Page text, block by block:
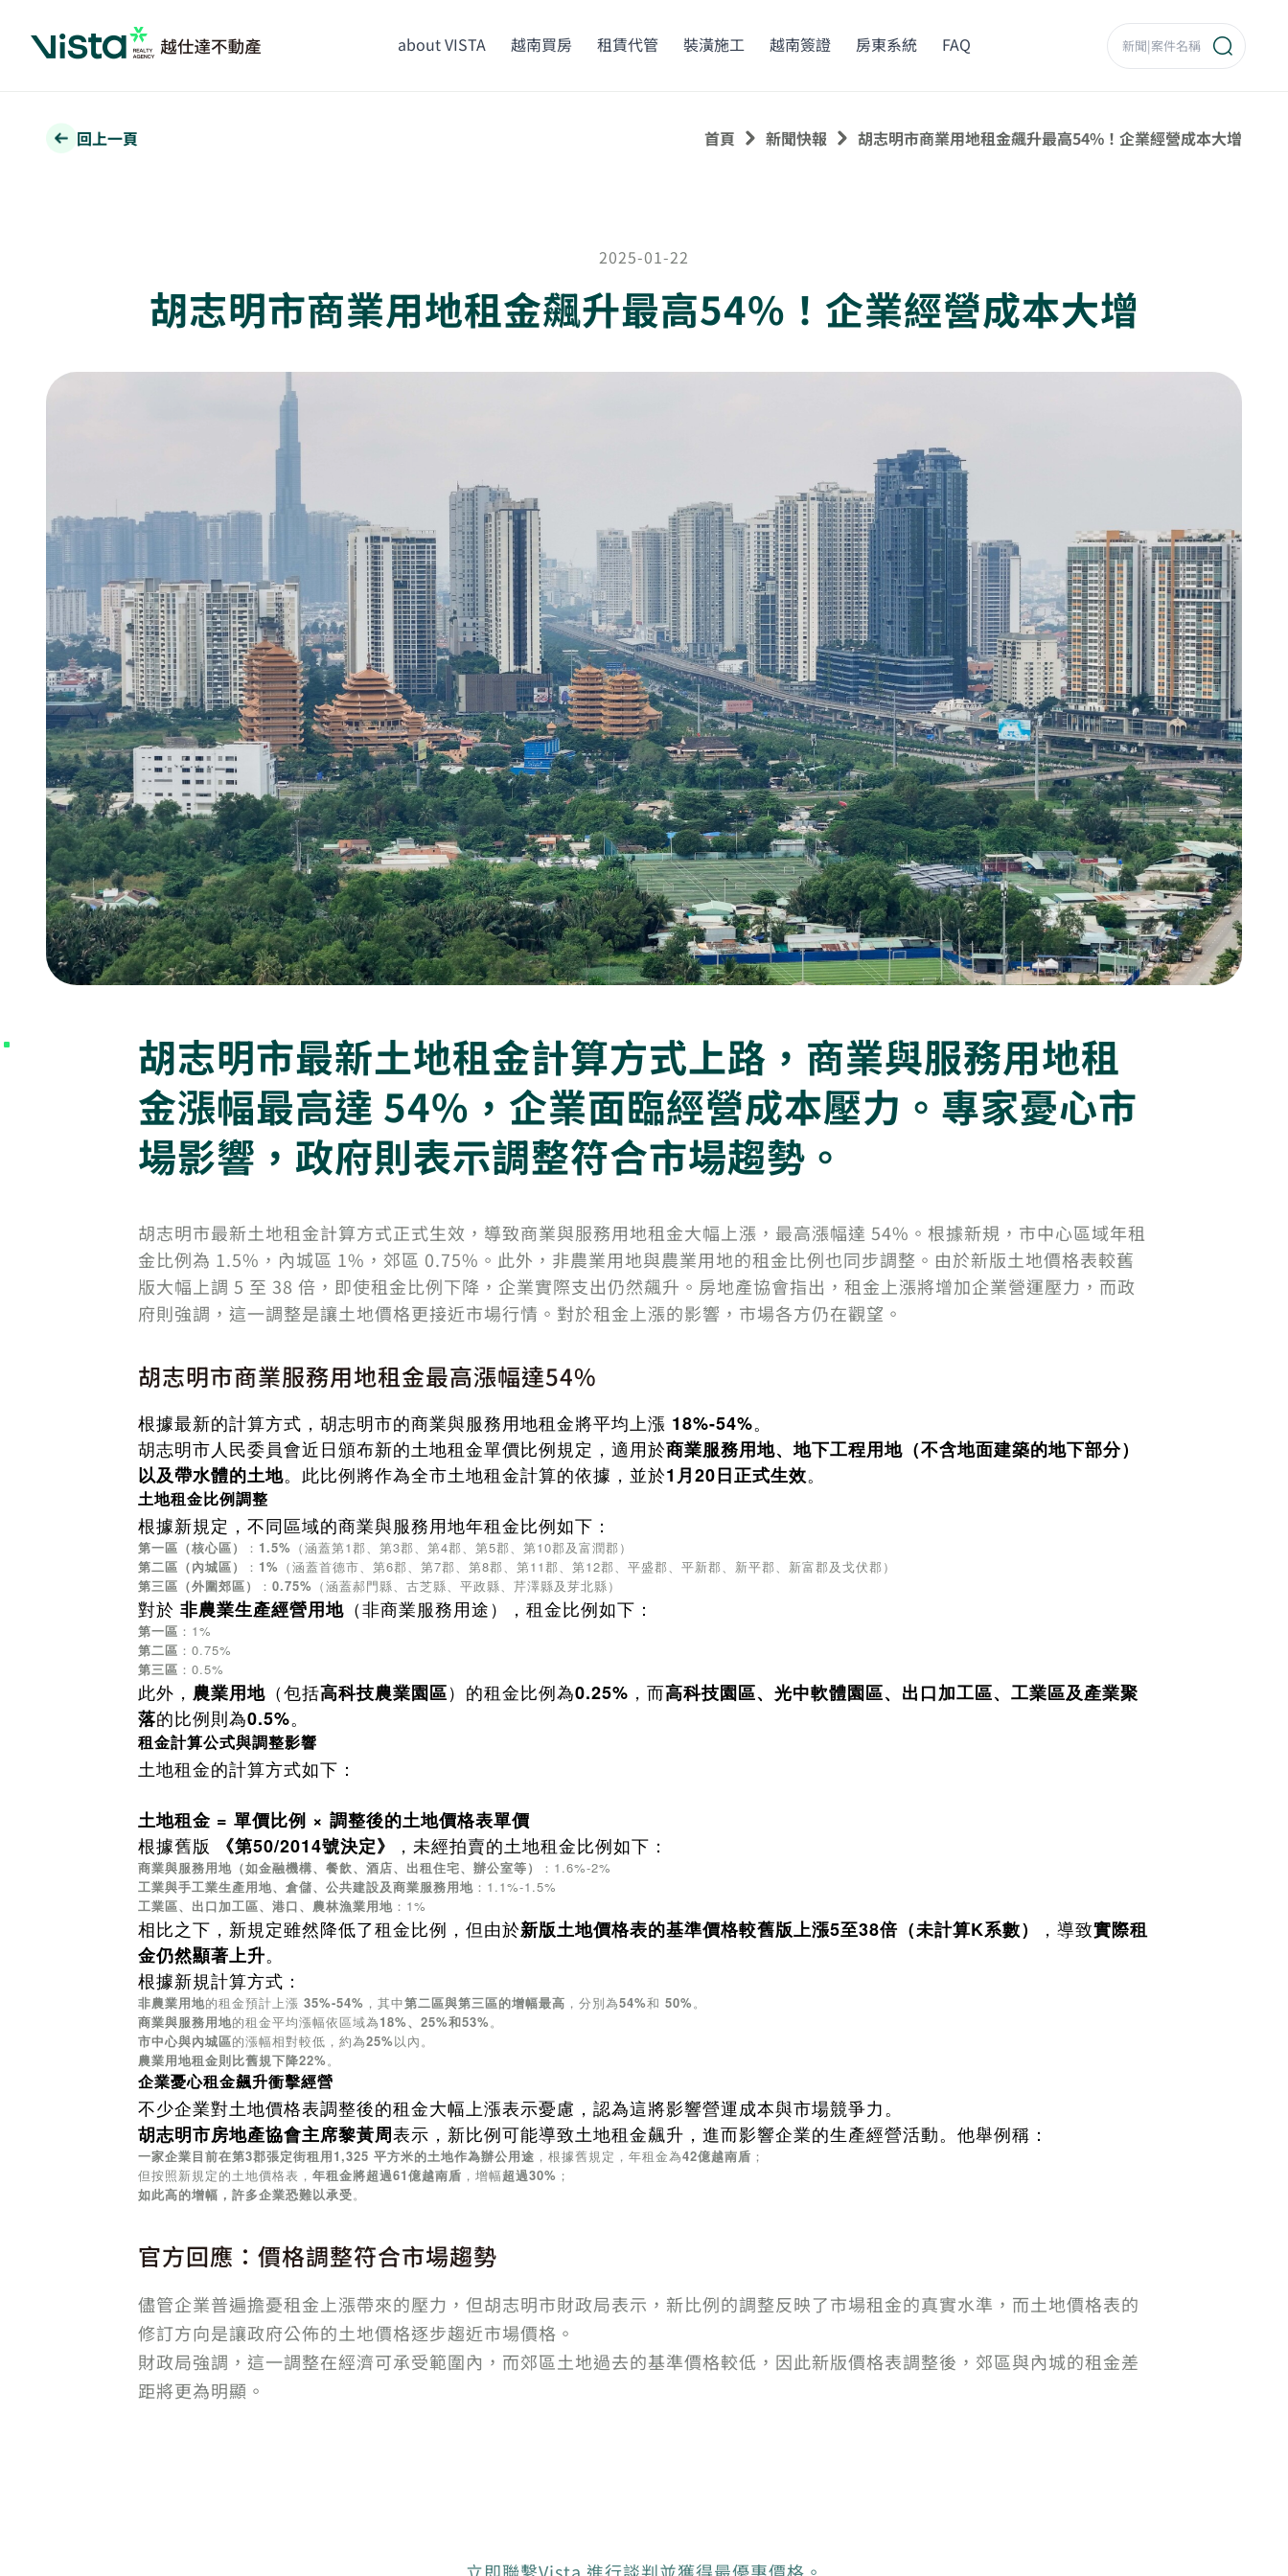
about VISTA 越南買房 租賃代管 裝潢施工 越南簽證 房東系統 FAQ
回上一頁 首頁 新聞快報 胡志明市商業用地租金飆升最高54%！企業經營成本大增
2025-01-22
胡志明市商業用地租金飆升最高54%！企業經營成本大增
胡志明市最新土地租金計算方式上路，商業與服務用地租
金漲幅最高達 54%，企業面臨經營成本壓力。專家憂心市
場影響，政府則表示調整符合市場趨勢。
胡志明市最新土地租金計算方式正式生效，導致商業與服務用地租金大幅上漲，最高漲幅達 54%。根據新規，市中心區域年租
金比例為 1.5%，內城區 1%，郊區 0.75%。此外，非農業用地與農業用地的租金比例也同步調整。由於新版土地價格表較舊
版大幅上調 5 至 38 倍，即使租金比例下降，企業實際支出仍然飆升。房地產協會指出，租金上漲將增加企業營運壓力，而政
府則強調，這一調整是讓土地價格更接近市場行情。對於租金上漲的影響，市場各方仍在觀望。
胡志明市商業服務用地租金最高漲幅達54%
根據最新的計算方式，胡志明市的商業與服務用地租金將平均上漲 18%-54%。
胡志明市人民委員會近日頒布新的土地租金單價比例規定，適用於商業服務用地、地下工程用地（不含地面建築的地下部分）
以及帶水體的土地。此比例將作為全市土地租金計算的依據，並於1月20日正式生效。
土地租金比例調整
根據新規定，不同區域的商業與服務用地年租金比例如下：
第一區（核心區） ： 1.5% （涵蓋第1郡、第3郡、第4郡、第5郡、第10郡及富潤郡）
第二區（內城區）
： 1% （涵蓋首德市、第6郡、第7郡、第8郡、第11郡、第12郡、平盛郡、平新郡、新平郡、新富郡及戈伏郡）
第三區（外圍郊區）
： 0.75% （涵蓋郝門縣、古芝縣、平政縣、芹澤縣及芽北縣）
對於 非農業生產經營用地 （非商業服務用途），租金比例如下：
第一區 ：1%
第二區 ：0.75%
第三區 ：0.5%
此外， 農業用地 （包括高科技農業園區）的租金比例為0.25% ，而高科技園區、光中軟體園區、出口加工區、工業區及產業聚
落的比例則為0.5%。
租金計算公式與調整影響
土地租金的計算方式如下：
土地租金 = 單價比例 × 調整後的土地價格表單價
根據舊版
《第50/2014號決定》 ，未經拍賣的土地租金比例如下：
商業與服務用地（如金融機構、餐飲、酒店、出租住宅、辦公室等）
：1.6%-2%
工業與手工業生產用地、倉儲、公共建設及商業服務用地 ：1.1%-1.5%
工業區、出口加工區、港口、農林漁業用地 ：1%
相比之下，新規定雖然降低了租金比例，但由於新版土地價格表的基準價格較舊版上漲5至38倍（未計算K系數） ，導致實際租
金仍然顯著上升。
根據新規計算方式：
非農業用地的租金預計上漲 35%-54% ，其中第二區與第三區的增幅最高 ，分別為54%和 50%。
商業與服務用地的租金平均漲幅依區域為18%、25%和53%。
市中心與內城區的漲幅相對較低，約為25%以內。
農業用地租金則比舊規下降22%。
企業憂心租金飆升衝擊經營
不少企業對土地價格表調整後的租金大幅上漲表示憂慮，認為這將影響營運成本與市場競爭力。
胡志明市房地產協會主席黎黃周表示，新比例可能導致土地租金飆升，進而影響企業的生產經營活動。他舉例稱：
一家企業目前在第3郡張定街租用1,325 平方米的土地作為辦公用途 ，根據舊規定，年租金為42億越南盾 ；
但按照新規定的土地價格表， 年租金將超過61億越南盾 ，增幅超過30% ；
如此高的增幅，許多企業恐難以承受。
官方回應：價格調整符合市場趨勢
儘管企業普遍擔憂租金上漲帶來的壓力，但胡志明市財政局表示，新比例的調整反映了市場租金的真實水準，而土地價格表的
修訂方向是讓政府公佈的土地價格逐步趨近市場價格。
財政局強調，這一調整在經濟可承受範圍內，而郊區土地過去的基準價格較低，因此新版價格表調整後，郊區與內城的租金差
距將更為明顯。